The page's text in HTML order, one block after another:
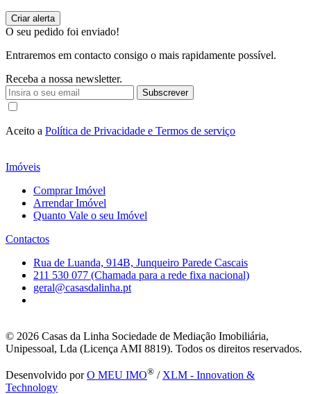
O seu pedido foi enviado!
Entraremos em contacto consigo o mais rapidamente possível.
Receba a nossa newsletter.
Subscrever
Aceito a Política de Privacidade e Termos de serviço
Imóveis
Comprar Imóvel
Arrendar Imóvel
Quanto Vale o seu Imóvel
Contactos
Rua de Luanda, 914B, Junqueiro Parede Cascais
211 530 077 (Chamada para a rede fixa nacional)
geral@casasdalinha.pt
© 2026 Casas da Linha Sociedade de Mediação Imobiliária,
Unipessoal, Lda (Licença AMI 8819). Todos os direitos reservados.
Desenvolvido porO MEU IMO® / XLM - Innovation &
Technology